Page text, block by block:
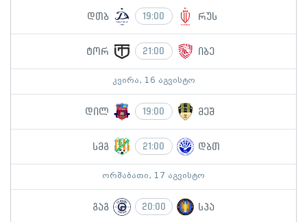
დთბ 19:00 რუს
ტორ 21:00 იბე
კვირა, 16 აგვისტო
დილ 19:00 მეშ
სმგ 21:00 დბთ
ორშაბათი, 17 აგვისტო
გაგ 20:00 სპა